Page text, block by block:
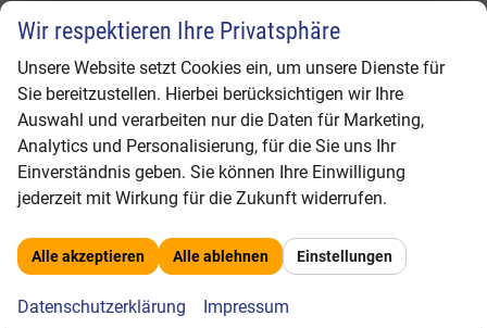
Wir respektieren Ihre Privatsphäre
Unsere Website setzt Cookies ein, um unsere Dienste für
Sie bereitzustellen. Hierbei berücksichtigen wir Ihre
Auswahl und verarbeiten nur die Daten für Marketing,
Analytics und Personalisierung, für die Sie uns Ihr
Einverständnis geben. Sie können Ihre Einwilligung
jederzeit mit Wirkung für die Zukunft widerrufen.
Alle akzeptieren Alle ablehnen Einstellungen
Datenschutzerklärung Impressum